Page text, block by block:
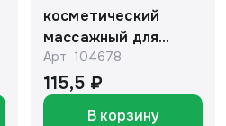
косметический
массажный для
детей с барсучьим
жиром 50г NEW
Арт. 104678
115,5 ₽
В корзину